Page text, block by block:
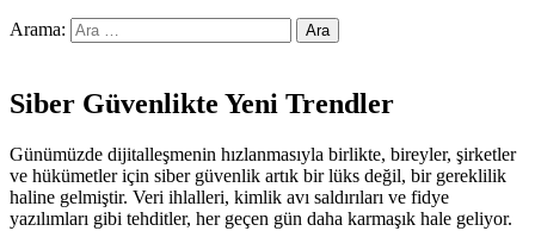
Arama:
Siber Güvenlikte Yeni Trendler
Günümüzde dijitalleşmenin hızlanmasıyla birlikte, bireyler, şirketler
ve hükümetler için siber güvenlik artık bir lüks değil, bir gereklilik
haline gelmiştir. Veri ihlalleri, kimlik avı saldırıları ve fidye
yazılımları gibi tehditler, her geçen gün daha karmaşık hale geliyor.